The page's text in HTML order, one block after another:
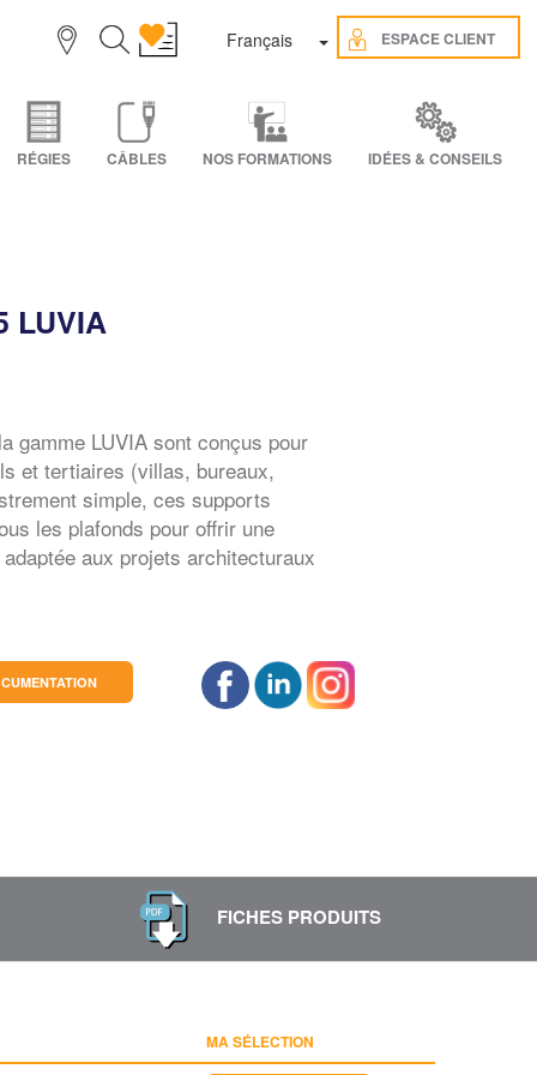
Français Toggle Dropdown
ESPACE CLIENT
RÉGIES CÂBLES NOS FORMATIONS IDÉES & CONSEILS
LUVIA
gamme LUVIA sont conçus pour
et tertiaires (villas, bureaux,
simple, ces supports
les plafonds pour offrir une
aux projets architecturaux
FICHES PRODUITS
MA SÉLECTION